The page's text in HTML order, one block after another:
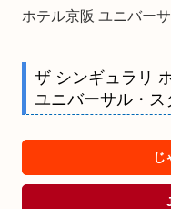
ホテル京阪 ユニバー
ザ シンギュラリ
ユニバーサル・
じ